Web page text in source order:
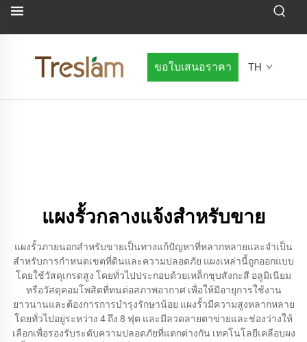
ขอใบเสนอราคา TH
แผงรั้วกลางแจ้งสำหรับขาย
แผงรั้วภายนอกสำหรับขายเป็นทางแก้ปัญหาที่หลากหลายและจำเป็น
สำหรับการกำหนดเขตที่ดินและความปลอดภัย แผงเหล่านี้ถูกออกแบบ
โดยใช้วัสดุเกรดสูง โดยทั่วไปประกอบด้วยเหล็กชุบสังกะสี อลูมิเนียม
หรือวัสดุคอมโพสิตที่ทนต่อสภาพอากาศ เพื่อให้มีอายุการใช้งาน
ยาวนานและต้องการการบำรุงรักษาน้อย แผงรั้วมีความสูงหลากหลาย
โดยทั่วไปอยู่ระหว่าง 4 ถึง 8 ฟุต และมีลวดลายตาข่ายและช่องว่างให้
เลือกเพื่อรองรับระดับความปลอดภัยที่แตกต่างกัน เทคโนโลยีเคลือบผง